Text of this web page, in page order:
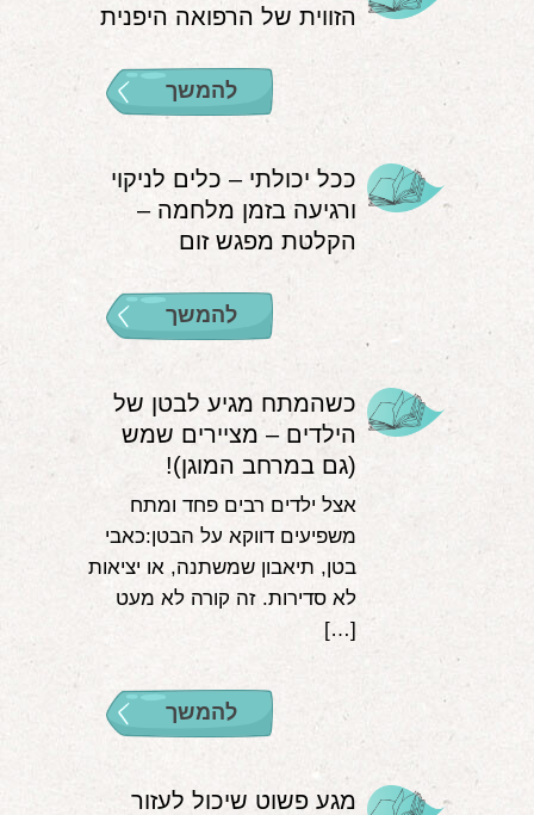
הזווית של הרפואה היפנית
להמשך
ככל יכולתי – כלים לניקוי
ורגיעה בזמן מלחמה –
הקלטת מפגש זום
להמשך
כשהמתח מגיע לבטן של
הילדים – מציירים שמש
(גם במרחב המוגן)!
אצל ילדים רבים פחד ומתח
משפיעים דווקא על הבטן:כאבי
בטן, תיאבון שמשתנה, או יציאות
לא סדירות. זה קורה לא מעט
[…]
להמשך
מגע פשוט שיכול לעזור